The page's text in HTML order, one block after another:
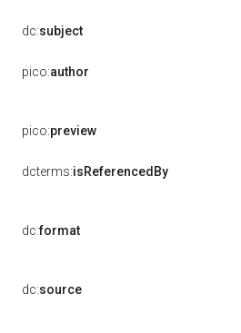
dc:subject
pico:author
pico:preview
dcterms:isReferencedBy
dc:format
dc:source